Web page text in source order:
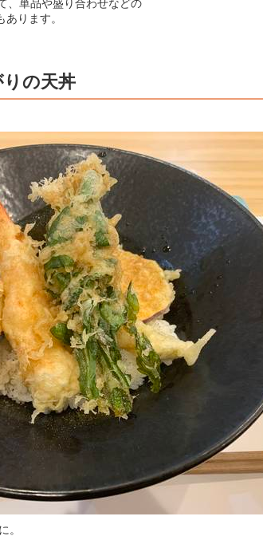
、単品や盛り合わせなどの
ります。
の天丼
。